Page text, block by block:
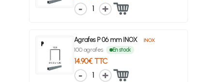
1
Agrafes P 06 mm INOX INOX
100 agrafes En stock
14.90€ TTC
1